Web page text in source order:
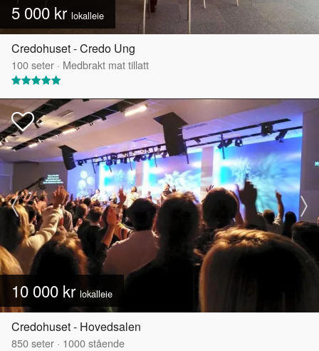
5 000 kr lokalleie
Credohuset - Credo Ung
100seter · Medbrakt mat tillatt
10 000 kr lokalleie
Credohuset - Hovedsalen
850seter · 1000stående